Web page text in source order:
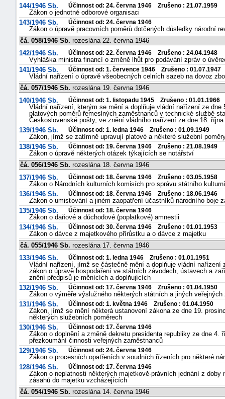
144/1946 Sb.
Účinnost od: 24. června 1946 Zrušeno : 21.07.1959
Zákon o jednotné odborové organisaci
143/1946 Sb.
Účinnost od: 24. června 1946
Zákon o úpravě pracovních poměrů dotčených důsledky národní
čá. 058/1946 Sb. rozeslána 22. června 1946
142/1946 Sb.
Účinnost od: 22. června 1946 Zrušeno : 24.04.1948
Vyhláška ministra financí o změně lhůt pro podávání zpráv o
141/1946 Sb.
Účinnost od: 1. července 1946 Zrušeno : 01.07.1947
Vládní nařízení o úpravě všeobecných celních sazeb na dovoz
čá. 057/1946 Sb. rozeslána 19. června 1946
140/1946 Sb.
Účinnost od: 1. listopadu 1945 Zrušeno : 01.01.1966
Vládní nařízení, kterým se mění a doplňuje vládní nařízení ze
platových poměrů řemeslných zaměstnanců v technické službě
Československé pošty, ve znění vládního nařízení ze dne 18. října
139/1946 Sb.
Účinnost od: 1. ledna 1946 Zrušeno : 01.09.1949
Zákon, jímž se zatímně upravují platové a některé služební
138/1946 Sb.
Účinnost od: 19. června 1946 Zrušeno : 21.08.1949
Zákon o úpravě některých otázek týkajících se notářství
čá. 056/1946 Sb. rozeslána 18. června 1946
137/1946 Sb.
Účinnost od: 18. června 1946 Zrušeno : 03.05.1958
Zákon o Národních kulturních komisích pro správu státního
136/1946 Sb.
Účinnost od: 18. června 1946 Zrušeno : 18.06.1946
Zákon o umisťování a jiném zaopatření účastníků národního boje
135/1946 Sb.
Účinnost od: 18. června 1946
Zákon o daňové a důchodové (poplatkové) amnestii
134/1946 Sb.
Účinnost od: 30. června 1946 Zrušeno : 01.01.1953
Zákon o dávce z majetkového přírůstku a o dávce z majetku
čá. 055/1946 Sb. rozeslána 17. června 1946
133/1946 Sb.
Účinnost od: 1. ledna 1946 Zrušeno : 01.01.1951
Vládní nařízení, jímž se částečně mění a doplňuje vládní
zákon o úpravě hospodaření ve státních závodech, ústavech a
znění předpisů je měnících a doplňujících
132/1946 Sb.
Účinnost od: 17. června 1946 Zrušeno : 01.04.1950
Zákon o výměře výslužného některých státních a jiných veřejných
131/1946 Sb.
Účinnost od: 1. května 1946 Zrušeno : 01.04.1950
Zákon, jímž se mění některá ustanovení zákona ze dne 19.
některých služebních poměrech
130/1946 Sb.
Účinnost od: 17. června 1946
Zákon o doplnění a změně dekretu presidenta republiky ze dne
přezkoumání činnosti veřejných zaměstnanců
129/1946 Sb.
Účinnost od: 24. června 1946
Zákon o procesních opatřeních v soudních řízeních pro některé
128/1946 Sb.
Účinnost od: 17. června 1946
Zákon o neplatnosti některých majetkově-právních jednání z
zásahů do majetku vzcházejících
čá. 054/1946 Sb. rozeslána 14. června 1946